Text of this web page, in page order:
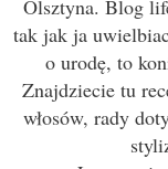
Olsztyna. Blog
tak jak ja
o urodę, to
Znajdziecie tu
włosów, rady